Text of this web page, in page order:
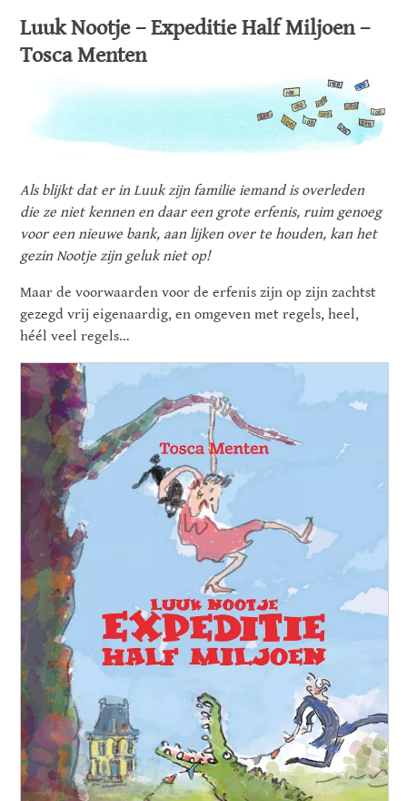
Luuk Nootje – Expeditie Half Miljoen –
Tosca Menten
Als blijkt dat er in Luuk zijn familie iemand is overleden
die ze niet kennen en daar een grote erfenis, ruim genoeg
voor een nieuwe bank, aan lijken over te houden, kan het
gezin Nootje zijn geluk niet op!
Maar de voorwaarden voor de erfenis zijn op zijn zachtst
gezegd vrij eigenaardig, en omgeven met regels, heel,
héél veel regels…